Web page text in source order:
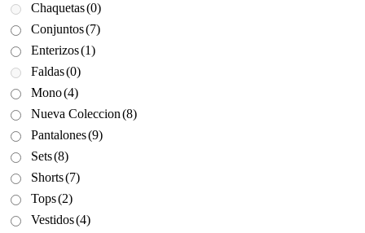
Chaquetas(0)
Conjuntos(7)
Enterizos(1)
Faldas(0)
Mono(4)
Nueva Coleccion(8)
Pantalones(9)
Sets(8)
Shorts(7)
Tops(2)
Vestidos(4)